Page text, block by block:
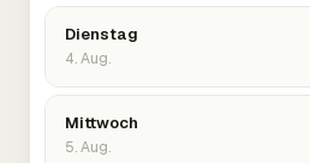
Dienstag
4. Aug.
Mittwoch
5. Aug.